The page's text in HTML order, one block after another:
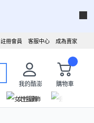
成為賣家
客服中心
註冊會員
我的酷澎
購物車
女性服飾